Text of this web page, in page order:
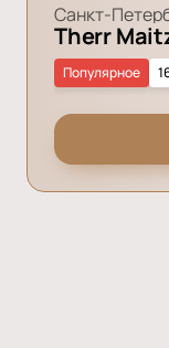
Санкт-
Therr
Популярное